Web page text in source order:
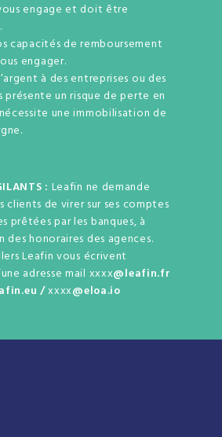
engage et doit être
capacités de remboursement
engager.
à des entreprises ou des
présente un risque de perte en
une immobilisation de
: Leafin ne demande
clients de virer sur ses comptes
prêtées par les banques, à
des honoraires des agences.
Leafin vous écrivent
adresse mail xxxx@leafin.fr
/xxxx@eloa.io